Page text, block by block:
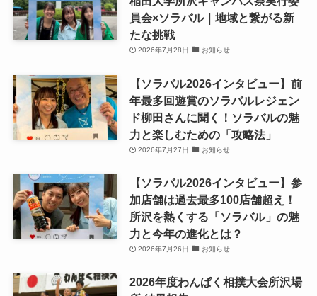
員会×ソラバル｜地域と繋がる新
たな挑戦
2026年7月28日 お知らせ
【ソラバル2026インタビュー】前
年最多回遊賞のソラバルレジェン
ド柳田さんに聞く！ソラバルの魅
力と楽しむための「攻略法」
2026年7月27日 お知らせ
【ソラバル2026インタビュー】参
加店舗は過去最多100店舗超え！
所沢を熱くする「ソラバル」の魅
力と今年の進化とは？
2026年7月26日 お知らせ
2026年度わんぱく相撲大会所沢場